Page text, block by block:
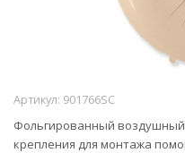
Артикул: 901766SC
Фольгированный
крепления для монтажа